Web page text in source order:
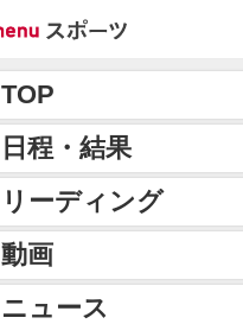
TOP
日程・結果
リーディング
動画
ニュース